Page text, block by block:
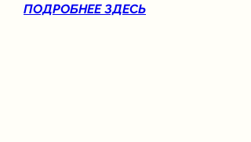
ПОДРОБНЕЕ ЗДЕСЬ